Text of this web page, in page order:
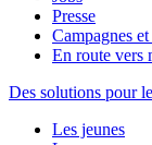
Presse
Campagnes
En route vers
Des solutions pour
Les jeunes